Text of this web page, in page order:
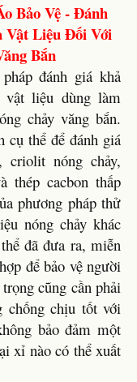
Bảo Vệ - Đánh
Vật Liệu Đối Với
Bắn
đánh giá khả
vật liệu dùng làm
chảy văng bắn.
cụ thể để đánh giá
criolit nóng chảy,
thép cacbon thấp
phương pháp thử
nóng chảy khác
đã đưa ra, miễn
để bảo vệ người
cũng cần phải
chịu tốt với
bảo đảm một
xỉ nào có thể xuất